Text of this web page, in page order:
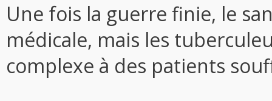
Une fois la guerre finie, le
médicale, mais les
complexe à des patients